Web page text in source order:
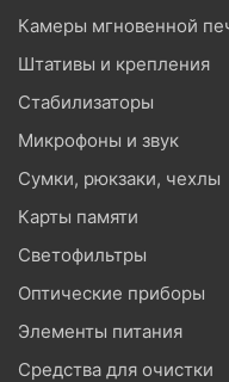
Камеры мгновенной
Штативы и крепления
Стабилизаторы
Микрофоны и звук
Сумки, рюкзаки, чехлы
Карты памяти
Светофильтры
Оптические приборы
Элементы питания
Средства для очистки